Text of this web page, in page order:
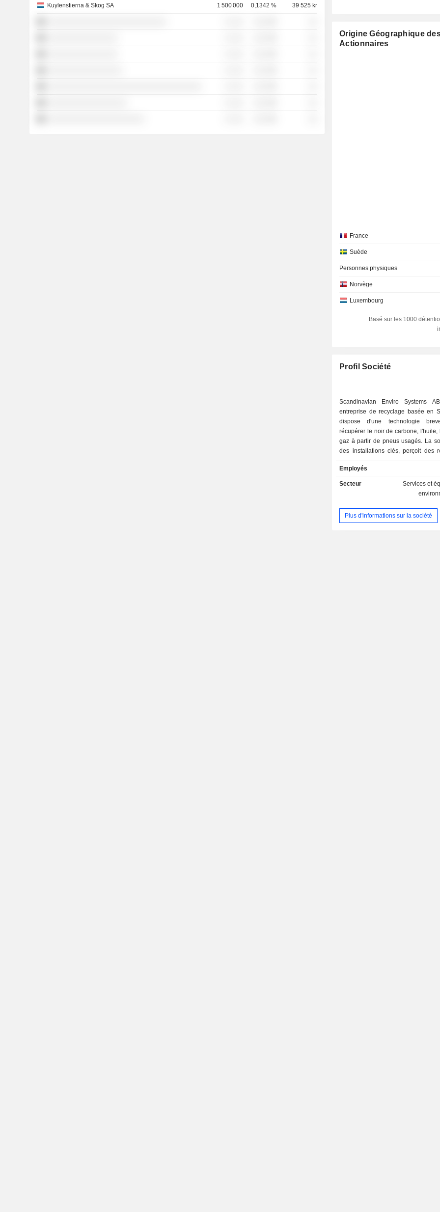
Kuylenstierna & Skog SA 1 500 000 0,1342 % 39 525 kr
Origine Géographique
Actionnaires
France
Suède
Personnes physiques
Norvège
Luxembourg
Basé sur les 1000
Profil Société
Scandinavian Enviro Systems
entreprise de recyclage basée en
dispose d'une technologie
récupérer le noir de carbone, l'huile,
gaz à partir de pneus usagés. La
des installations clés, perçoit des
par la société, vend des services
de formation pour les installations
exploite une usine par
L'usine sert de test de production
échelle et d'usine de
Employés
Secteur
Services et
Plus d'informations sur la société